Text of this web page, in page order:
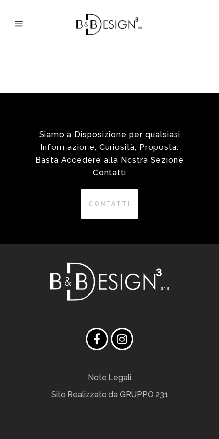
Siamo a Disposizione per qualsiasi
Informazione, Curiosità, Proposta.
Basta Accedere alla Nostra Sezione
Contatti
CONTATTI
Note Legali
Sito Realizzato da GRUPPO 231